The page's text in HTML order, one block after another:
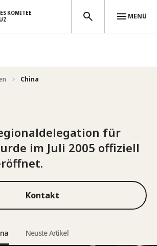
KOMITEE
MENÜ
China
für
im Juli 2005 offiziell
Kontakt
Neuste Artikel